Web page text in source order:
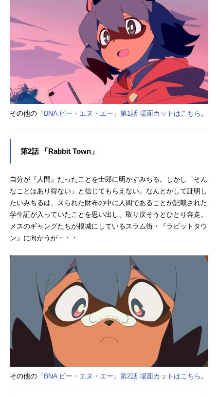
サなど、たくさんの人々に出会い、
それまで知らなかった“獣人”たちの生
き様を学んでいく。そして、タヌキ
の少女とオオカミ男に生まれた絆
は、やがて世界を変える鍵になる。
なぜ、みちるは獣人になってしまっ
たのか。その謎を追ううちに、予想
もしていなかった大きな出来事に巻
き込まれていくのだった。作品名BN
Aビー・エヌ・エー放送形態TVアニ
メスケジュール2020年4月8日（水）
その他の 『BNA ビー・エヌ・エー』第1話 場面カットはこちら 。
第2話 「Rabbit Town」
自分が『人間』だったことを士郎に明かすみちる。しかし「そん
なことはあり得ない」と信じてもらえない。なんとかして証明し
たいみちるは、スられた財布の中に人間であることが記載された
学生証が入っていたことを思い出し、取り戻そうとひとり奔走。
メスのギャングたちが根城にしているスラム街・『ラビットタウ
ン』に向かうが・・・
その他の 『BNA ビー・エヌ・エー』第2話 場面カットはこちら。